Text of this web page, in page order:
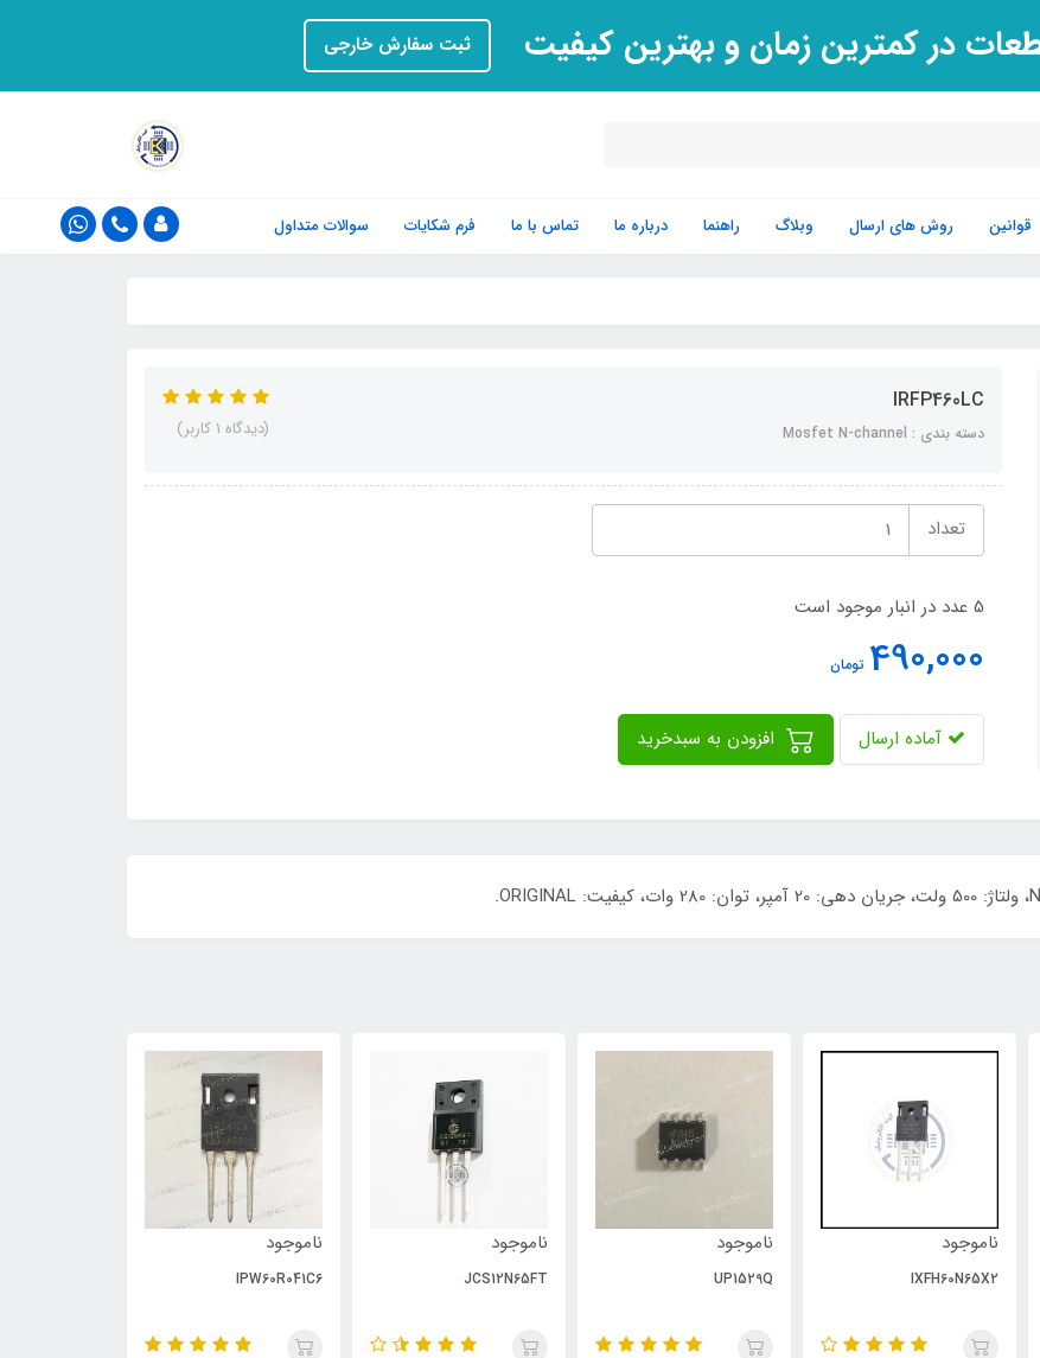
در کمترین زمان و بهترین کیفیت ثبت سفارش خارجی
قوانین روش های ارسال وبلاگ راهنما درباره ما تماس با ما فرم‌ شکایات سوالات متداول
IRFP460LC
دسته بندی : Mosfet N-channel (دیدگاه 1 کاربر)
تعداد
5 عدد در انبار موجود است
490,000 تومان
آماده ارسال
ناموجود
IXFH60N65X2
ناموجود
UP1529Q
ناموجود
JCS12N65FT
ناموجود
IPW60R041C6